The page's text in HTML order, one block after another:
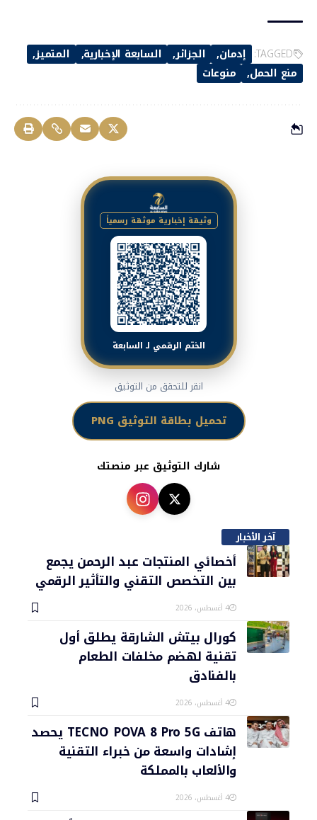
TAGGED: إدمان الجزائر السابعة الإخبارية
المتميز
منع الحمل
منوعات
وثيقة إخبارية موثقة رسمياً
الختم الرقمي لـ السابعة
انقر للتحقق من التوثيق
تحميل بطاقة التوثيق PNG
شارك التوثيق عبر منصتك
آخر الأخبار
أخصائي المنتجات عبد الرحمن يجمع
بين التخصص التقني والتأثير الرقمي
4 أغسطس، 2026
كورال بيتش الشارقة يطلق أول
تقنية لهضم مخلفات الطعام
بالفنادق
4 أغسطس، 2026
هاتف TECNO POVA 8 Pro 5G يحصد
إشادات واسعة من خبراء التقنية
والألعاب بالمملكة
4 أغسطس، 2026